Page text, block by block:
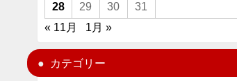
28 29 30
31
« 11月
1月 »
カテゴリー